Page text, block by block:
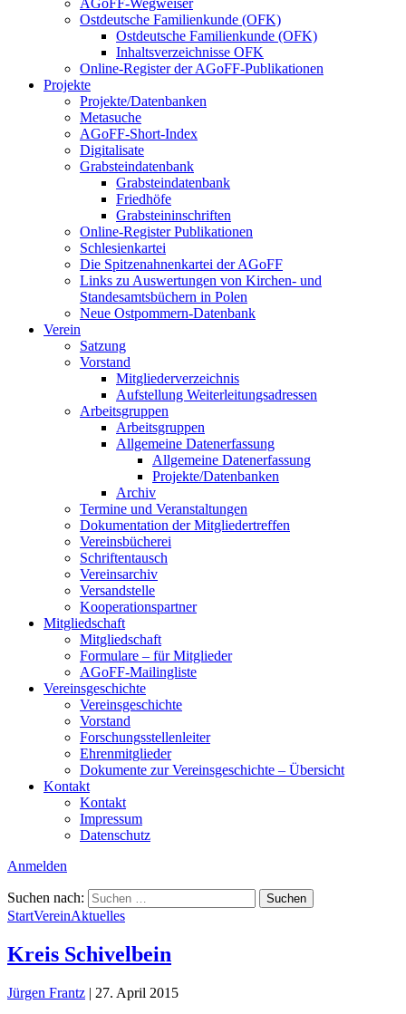
Ostdeutsche Familienkunde (OFK)
Ostdeutsche Familienkunde (OFK)
Inhaltsverzeichnisse OFK
Online-Register der AGoFF-Publikationen
Projekte
Projekte/Datenbanken
Metasuche
AGoFF-Short-Index
Digitalisate
Grabsteindatenbank
Grabsteindatenbank
Friedhöfe
Grabsteininschriften
Online-Register Publikationen
Schlesienkartei
Die Spitzenahnenkartei der AGoFF
Links zu Auswertungen von Kirchen- und
Standesamtsbüchern in Polen
Neue Ostpommern-Datenbank
Verein
Satzung
Vorstand
Mitgliederverzeichnis
Aufstellung Weiterleitungsadressen
Arbeitsgruppen
Arbeitsgruppen
Allgemeine Datenerfassung
Allgemeine Datenerfassung
Projekte/Datenbanken
Archiv
Termine und Veranstaltungen
Dokumentation der Mitgliedertreffen
Vereinsbücherei
Schriftentausch
Vereinsarchiv
Versandstelle
Kooperationspartner
Mitgliedschaft
Mitgliedschaft
Formulare – für Mitglieder
AGoFF-Mailingliste
Vereinsgeschichte
Vereinsgeschichte
Vorstand
Forschungsstellenleiter
Ehrenmitglieder
Dokumente zur Vereinsgeschichte – Übersicht
Kontakt
Kontakt
Impressum
Datenschutz
Anmelden
Suchen nach:
StartVereinAktuelles
Kreis Schivelbein
Jürgen Frantz | 27. April 2015